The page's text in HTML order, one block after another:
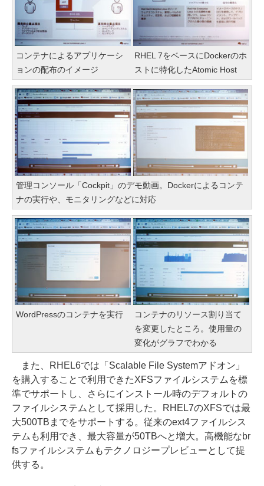
コンテナによるアプリケーシ
ョンの配布のイメージ
RHEL 7をベースにDockerのホ
ストに特化したAtomic Host
管理コンソール「Cockpit」のデモ動画。Dockerによるコンテ
ナの実行や、モニタリングなどに対応
WordPressのコンテナを実行
コンテナのリソース割り当て
を変更したところ。使用量の
変化がグラフでわかる
また、RHEL6では「Scalable File Systemアドオン」
を購入することで利用できたXFSファイルシステムを標
準でサポートし、さらにインストール時のデフォルトの
ファイルシステムとして採用した。RHEL7のXFSでは最
大500TBまでをサポートする。従来のext4ファイルシス
テムも利用でき、最大容量が50TBへと増大。高機能なbr
fsファイルシステムもテクノロジープレビューとして提
供する。